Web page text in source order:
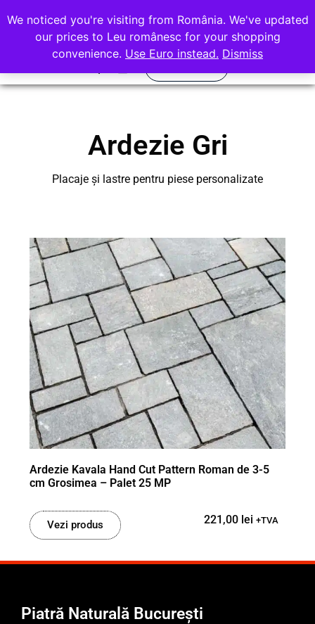
office@rocasdecor.ro
+40 736 388 206
Ardezie Gri
Placaje și lastre pentru piese personalizate
Ardezie Kavala Hand Cut Pattern Roman de 3-5
cm Grosimea – Palet 25 MP
Vezi produs 221,00 lei +TVA
Piatră Naturală București
We noticed you're visiting from România. We've updated
our prices to Leu românesc for your shopping
convenience. Use Euro instead. Dismiss